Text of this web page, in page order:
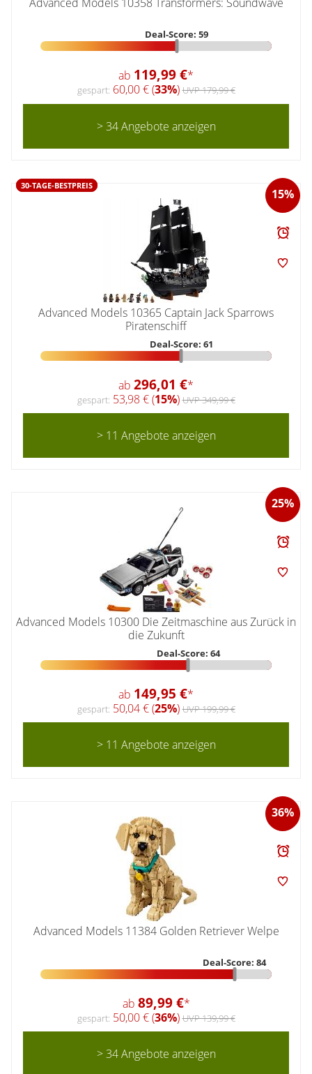
Advanced Models 10358 Transformers: Soundwave
Deal-Score: 59
ab 119,99 €*
gespart: 60,00 € (33%)UVP 179,99 €
> 34 Angebote anzeigen
15%
30-TAGE-BESTPREIS
Advanced Models 10365 Captain Jack Sparrows
Piratenschiff
Deal-Score: 61
ab 296,01 €*
gespart: 53,98 € (15%)UVP 349,99 €
> 11 Angebote anzeigen
25%
Advanced Models 10300 Die Zeitmaschine aus Zurück in
die Zukunft
Deal-Score: 64
ab 149,95 €*
gespart: 50,04 € (25%)UVP 199,99 €
> 11 Angebote anzeigen
36%
Advanced Models 11384 Golden Retriever Welpe
Deal-Score: 84
ab 89,99 €*
gespart: 50,00 € (36%)UVP 139,99 €
> 34 Angebote anzeigen